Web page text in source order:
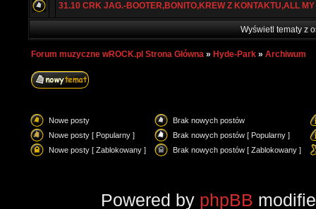
31.10 CRK JAG.-BOOTER,BONITO,KREW Z KONTAKTU,ALL
Wyświetl tematy z
Forum muzyczne wROCK.pl Strona Główna » Hyde-Park » Archiwum
Nowe posty
Brak nowych postów
Nowe posty [ Popularny ]
Brak nowych postów [ Popularny ]
Nowe posty [ Zablokowany ]
Brak nowych postów [ Zablokowany ]
Powered by phpBB